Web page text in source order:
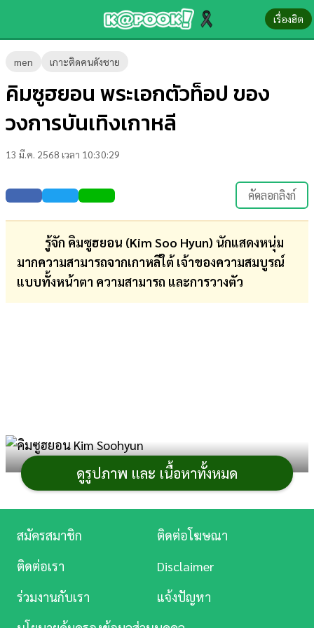
เรื่องฮิต
men เกาะติดคนดังชาย
คิมซูฮยอน พระเอกตัวท็อป ของ
วงการบันเทิงเกาหลี
13 มี.ค. 2568 เวลา 10:30:29
คัดลอกลิงก์
รู้จัก คิมซูฮยอน (Kim Soo Hyun) นักแสดงหนุ่ม
มากความสามารถจากเกาหลีใต้ เจ้าของความสมบูรณ์
แบบทั้งหน้าตา ความสามารถ และการวางตัว
ภาพจาก : Instagram soohyun_k216
คิมซูฮยอนนักแสดงหนุ่มชื่อดังที่การันตีความยืนหนึ่ง
แห่งวงการบันเทิงเกาหลีใต้ กว่า 10 ปีที่เขาโลดแล่นบนหน้า
จอ มีผลงานครองใจบรรดาสาว ๆ แทบจะทุกบทบาท ปฏิเสธ
ความนิยมเป็นอันดับต้น ๆ แถมยังพ่วงตำแหน่งพระเอกที่มี
ค่าตัวแพงที่สุดในวงการบันเทิงแดมกิมจิด้วย ในวันนี้กระปุ
กดอทคอมจะพาเพื่อน ๆ ไปทำความรู้จักกับ
ดูรูปภาพ และ เนื้อหาทั้งหมด
ข่าว-
ความ
รู้
บันเทิง
ตรวจ
ผล
บอล
สด
บันเทิง
ดู
Music
สมัครสมาชิก
ติดต่อโฆษณา
ติดต่อเรา
Disclaimer
ร่วมงานกับเรา
แจ้งปัญหา